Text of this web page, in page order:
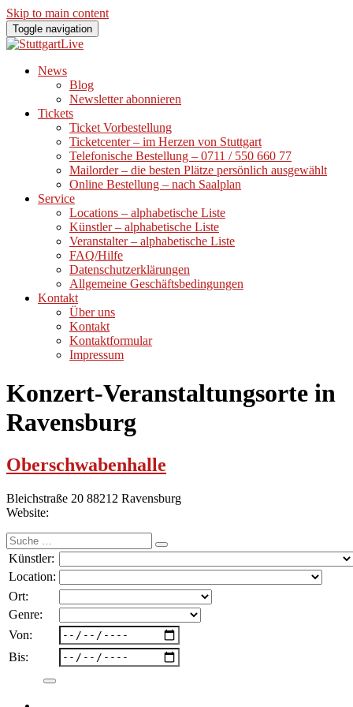
Skip to main content
Toggle navigation
News
Blog
Newsletter abonnieren
Tickets
Ticket Vorbestellung
Ticketcenter – im Herzen von Stuttgart
Telefonische Bestellung – 0711 / 550 660 77
Mailorder – die besten Plätze persönlich ausgewählt
Online Bestellung – nach Saalplan
Service
Locations – alphabetische Liste
Künstler – alphabetische Liste
Veranstalter – alphabetische Liste
FAQ/Hilfe
Datenschutzerklärungen
Allgemeine Geschäftsbedingungen
Kontakt
Über uns
Kontakt
Kontaktformular
Impressum
Konzert-Veranstaltungsorte in
Ravensburg
Oberschwabenhalle
Bleichstraße 20 88212 Ravensburg
Website:
Suche
nach:
Künstler:
Location:
Ort:
Genre:
Von:
Bis: